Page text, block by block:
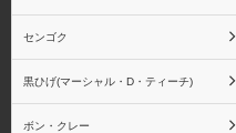
ゴーイング・メリー号
センゴク
黒ひげ(マーシャル・D・ティーチ)
ボン・クレー